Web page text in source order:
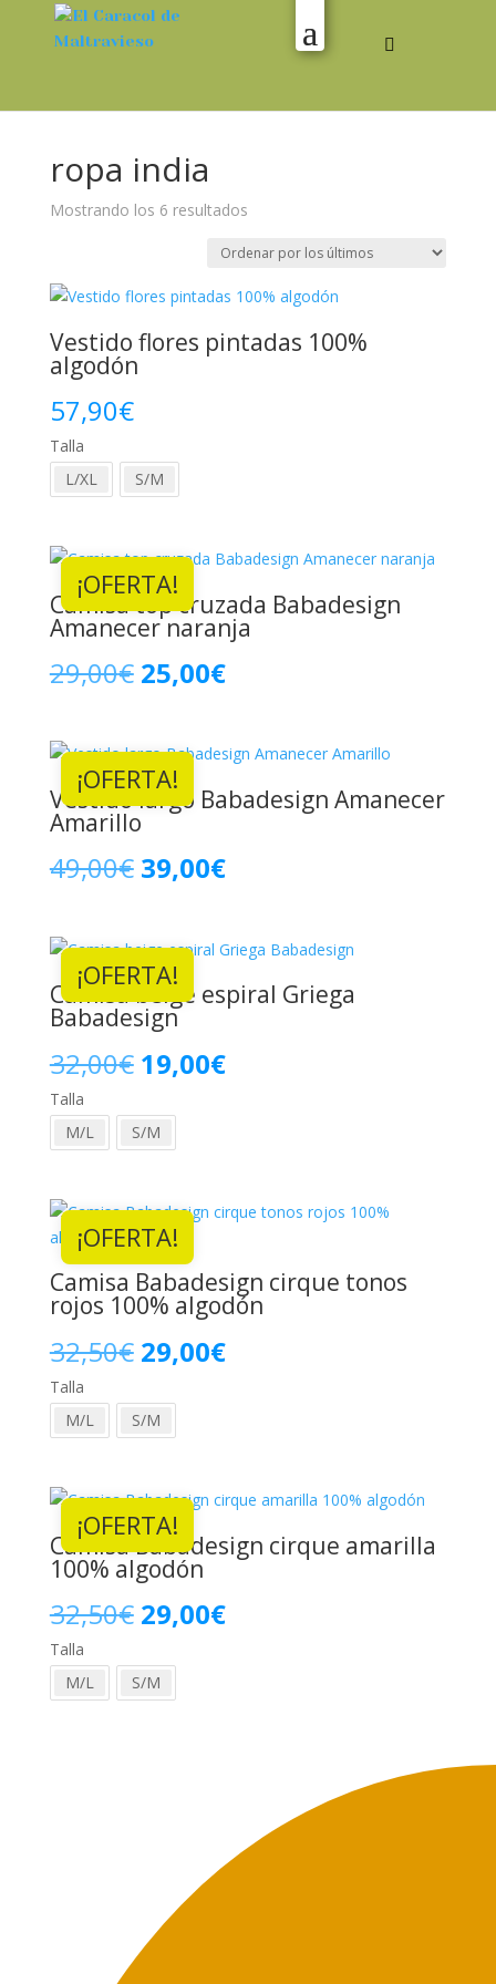
ropa india
Mostrando los 6 resultadosOrdenado
los
últimos
Vestido flores pintadas 100%
algodón
57,90€
Talla
L/XL
S/M
¡OFERTA!
Camisa top cruzada Babadesign
Amanecer naranja
29,00€ El
original
era:
25,00€El
actual
es:
¡OFERTA!
Vestido largo Babadesign Amanecer
Amarillo
49,00€ El
original
era:
49,00€.
39,00€El
actual
es:
¡OFERTA!
Camisa beige espiral Griega
Babadesign
32,00€ El
precio
original
32,00€.
19,00€El
Talla
M/L
S/M
¡OFERTA!
Camisa Babadesign cirque tonos
rojos 100% algodón
32,50€ El
precio
original
32,50€.
29,00€El
29,00€.
Talla
M/L
S/M
¡OFERTA!
Camisa Babadesign cirque amarilla
100% algodón
32,50€ El
precio
original
29,00€El
Talla
M/L
S/M